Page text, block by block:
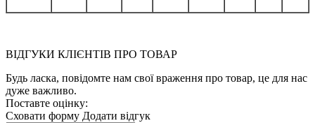
ВІДГУКИ КЛІЄНТІВ ПРО ТОВАР
Будь ласка, повідомте нам свої враження про товар, це для нас
дуже важливо.
Поставте оцінку:
Сховати форму Додати відгук